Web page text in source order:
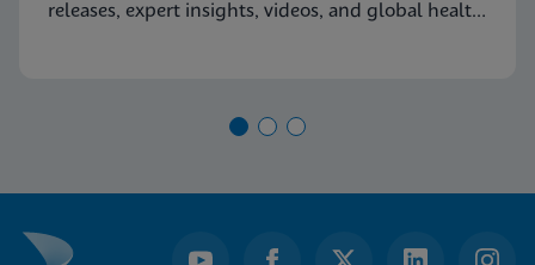
releases, expert insights, videos, and global health